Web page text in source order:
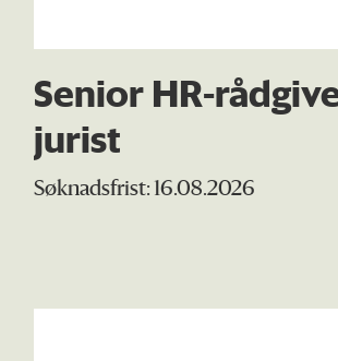
Senior HR-
jurist
Søknadsfrist: 16.08.2026